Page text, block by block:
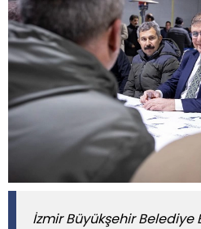
İzmir Büyükşehir Belediye